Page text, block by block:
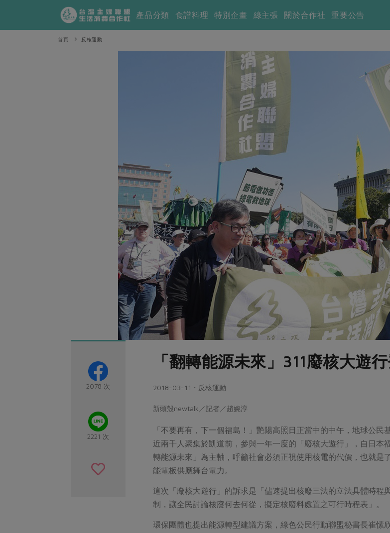
產品分類 食譜料理 特別企畫 綠主張 關於合作社 重要公告
首頁 反核運動
2078 次
2221 次
「翻轉能源未來」311廢核大遊
2018-03-11・反核運動
新頭殼newtalk／記者／趙婉淳
「不要再有，下一個福島！」艷陽高照日正當中的中午，地球公
近兩千人聚集於凱道前，參與一年一度的「廢核大遊行」，自日
轉能源未來」為主軸，呼籲社會必須正視使用核電的代價，也就
能電板供應舞台電力。
這次「廢核大遊行」的訴求是「儘速提出核廢三法的立法具體時
制，讓全民討論核廢何去何從，擬定核廢料處置之可行時程表」。
環保團體也提出能源轉型建議方案，綠色公民行動聯盟秘書長崔